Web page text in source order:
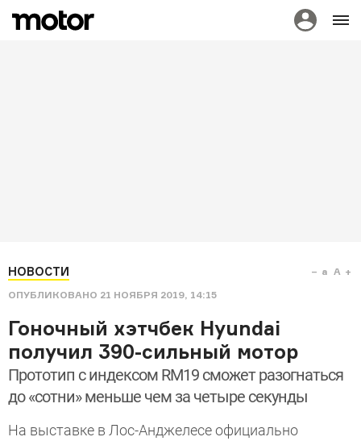
НОВОСТИ
ОПУБЛИКОВАНО 21 НОЯБРЯ 2019, 14:15
a A
Гоночный хэтчбек Hyundai
получил 390-сильный мотор
Прототип с индексом RM19 сможет разогнаться
до «сотни» меньше чем за четыре секунды
На выставке в Лос-Анджелесе официально